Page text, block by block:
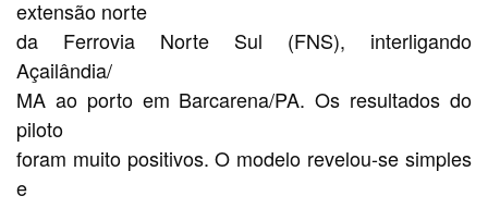
extensão norte
da Ferrovia Norte Sul (FNS), interligando
Açailândia/
MA ao porto em Barcarena/PA. Os resultados do
piloto
foram muito positivos. O modelo revelou-se simples
e